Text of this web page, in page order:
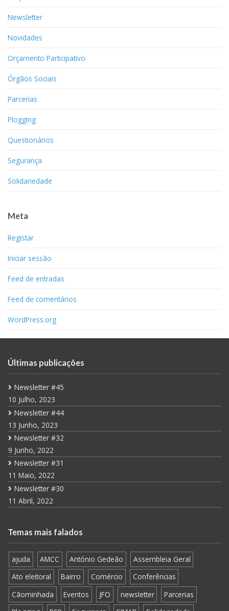
Newsletter
Novidades
Orçamento Participativo
Órgãos Sociais
Parcerias
Plogging
Questionários
Segurança
Solidariedade
Meta
Registar
Iniciar sessão
Feed de entradas
Feed de comentários
WordPress.org
Últimas publicações
Newsletter #45
10 Julho, 2023
Newsletter #44
13 Junho, 2023
Newsletter #32
9 Junho, 2022
Newsletter #31
11 Maio, 2022
Newsletter #30
11 Abril, 2022
Temas mais falados
ajuda AMCC António Gedeão
Assembleia Geral
Ato eleitoral
Bairro Comércio
Conferências
Cãominhada
Eventos JFO newsletter
Parcerias